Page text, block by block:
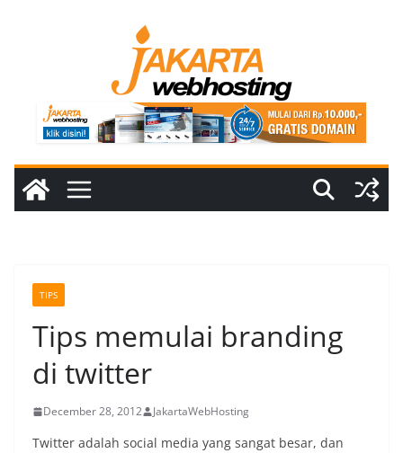
TIPS
Tips memulai branding
di twitter
December 28, 2012 JakartaWebHosting
Twitter adalah social media yang sangat besar, dan